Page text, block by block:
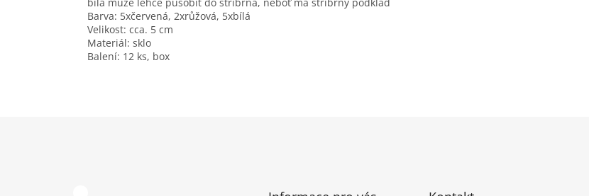
Barva: 5xčervená, 2xrůžová, 5xbílá
Velikost: cca. 5 cm
Materiál: sklo
Balení: 12 ks, box